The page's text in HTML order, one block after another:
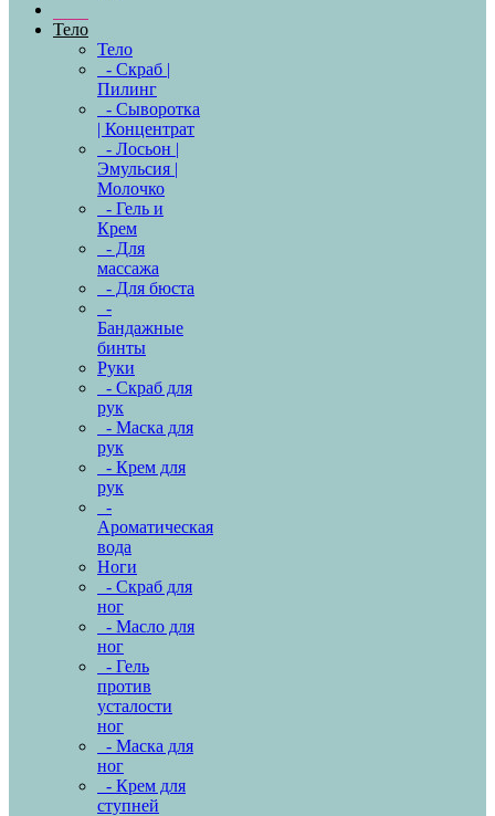
Тело
Тело
- Скраб |
Пилинг
- Сыворотка
| Концентрат
- Лосьон |
Эмульсия |
Молочко
- Гель и
Крем
- Для
массажа
- Для бюста
-
Бандажные
бинты
Руки
- Скраб для
рук
- Маска для
рук
- Крем для
рук
-
Ароматическая
вода
Ноги
- Скраб для
ног
- Масло для
ног
- Гель
против
усталости
ног
- Маска для
ног
- Крем для
ступней